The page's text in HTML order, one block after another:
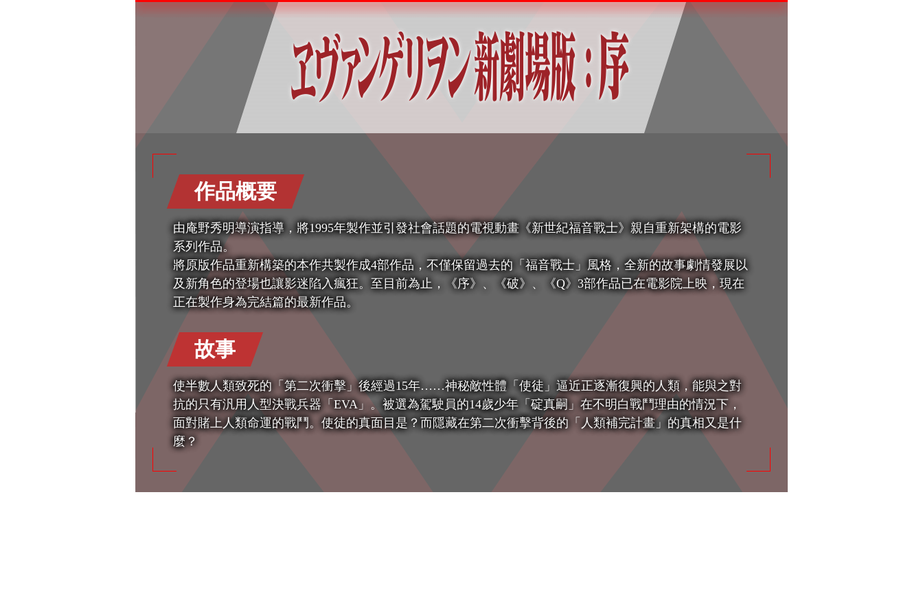
作品概要
由庵野秀明導演指導，將1995年製作並引發社會話題的電視動畫《新世紀福音戰士》親自重新架構的電影
系列作品。
將原版作品重新構築的本作共製作成4部作品，不僅保留過去的「福音戰士」風格，全新的故事劇情發展以
及新角色的登場也讓影迷陷入瘋狂。至目前為止，《序》、《破》、《Q》3部作品已在電影院上映，現在
正在製作身為完結篇的最新作品。
故事
使半數人類致死的「第二次衝擊」後經過15年……神秘敵性體「使徒」逼近正逐漸復興的人類，能與之對
抗的只有汎用人型決戰兵器「EVA」。被選為駕駛員的14歲少年「碇真嗣」在不明白戰鬥理由的情況下，
面對賭上人類命運的戰鬥。使徒的真面目是？而隱藏在第二次衝擊背後的「人類補完計畫」的真相又是什
麼？